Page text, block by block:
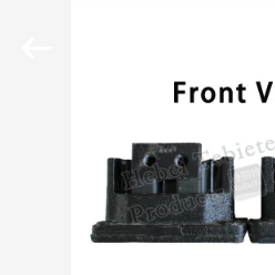
PRODUKTE